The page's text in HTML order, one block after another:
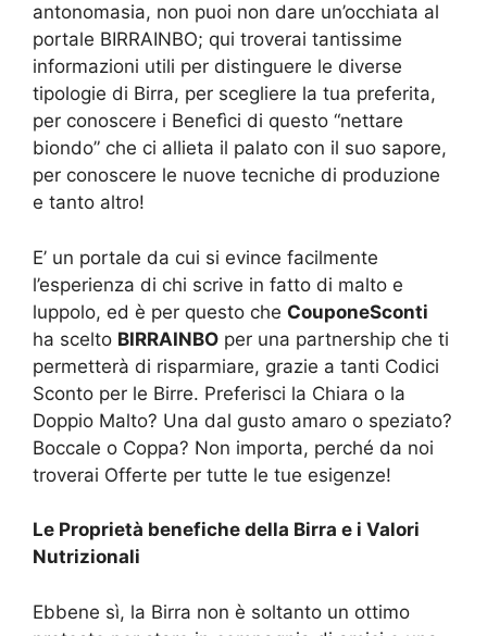
antonomasia, non puoi non dare un’occhiata al
portale BIRRAINBO; qui troverai tantissime
informazioni utili per distinguere le diverse
tipologie di Birra, per scegliere la tua preferita,
per conoscere i Benefìci di questo “nettare
biondo” che ci allieta il palato con il suo sapore,
per conoscere le nuove tecniche di produzione
e tanto altro!
E’ un portale da cui si evince facilmente
l’esperienza di chi scrive in fatto di malto e
luppolo, ed è per questo che CouponeSconti
ha scelto BIRRAINBO per una partnership che ti
permetterà di risparmiare, grazie a tanti Codici
Sconto per le Birre. Preferisci la Chiara o la
Doppio Malto? Una dal gusto amaro o speziato?
Boccale o Coppa? Non importa, perché da noi
troverai Offerte per tutte le tue esigenze!
Le Proprietà benefiche della Birra e i Valori
Nutrizionali
Ebbene sì, la Birra non è soltanto un ottimo